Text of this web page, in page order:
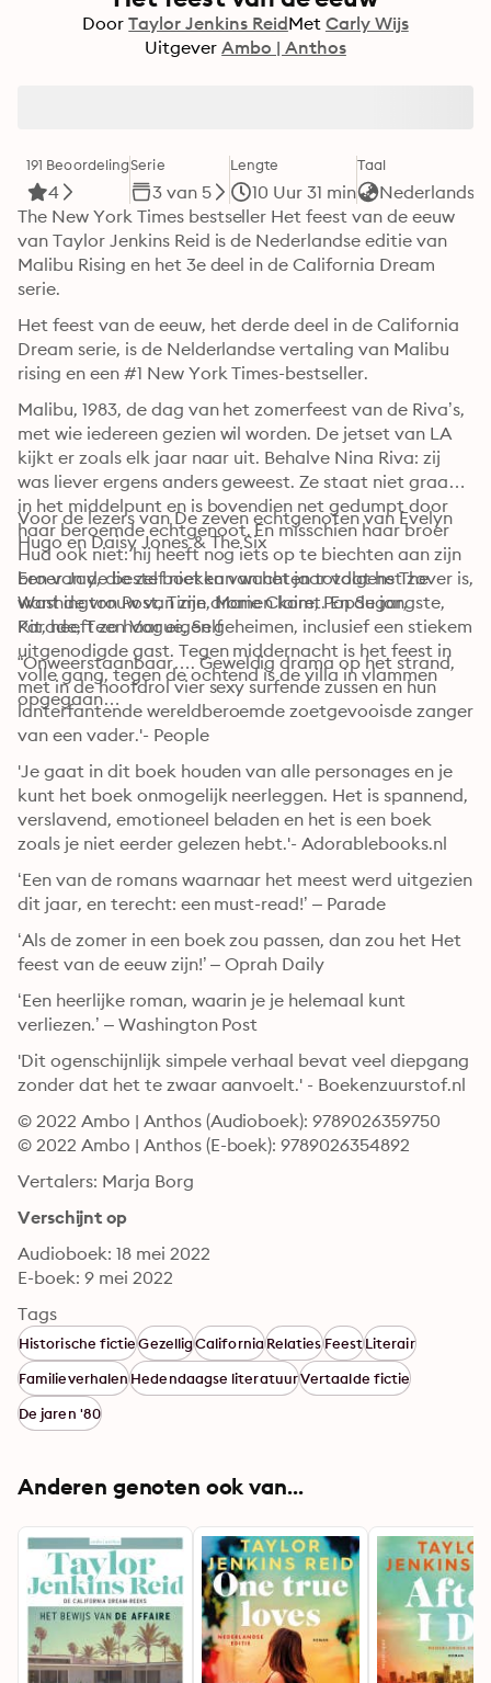
Door Taylor Jenkins ReidMet Carly Wijs
Uitgever Ambo | Anthos
191 Beoordeling
4
Serie
3 van 5
Lengte
10 Uur 31 min
Taal
Nederlands
The New York Times bestseller Het feest van de eeuw
van Taylor Jenkins Reid is de Nederlandse editie van
Malibu Rising en het 3e deel in de California Dream
serie.
Het feest van de eeuw, het derde deel in de California
Dream serie, is de Nelderlandse vertaling van Malibu
rising en een #1 New York Times-bestseller.
Malibu, 1983, de dag van het zomerfeest van de Riva’s,
met wie iedereen gezien wil worden. De jetset van LA
kijkt er zoals elk jaar naar uit. Behalve Nina Riva: zij
was liever ergens anders geweest. Ze staat niet graag
in het middelpunt en is bovendien net gedumpt door
haar beroemde echtgenoot. En misschien haar broer
Hud ook niet: hij heeft nog iets op te biechten aan zijn
broer Jay, die zelf niet kan wachten totdat het zover is,
want de vrouw van zijn dromen komt. En de jongste,
Kit, heeft zo haar eigen geheimen, inclusief een stiekem
uitgenodigde gast. Tegen middernacht is het feest in
volle gang, tegen de ochtend is de villa in vlammen
opgegaan…
Voor de lezers van De zeven echtgenoten van Evelyn
Hugo en Daisy Jones & The Six
Een van de beste boeken van het jaar volgens The
Washington Post, Time, Marie Claire, PopSugar,
Parade, Teen Vogue, Self
“Onweerstaanbaar…. Geweldig drama op het strand,
met in de hoofdrol vier sexy surfende zussen en hun
lanterfantende wereldberoemde zoetgevooisde zanger
van een vader.'- People
'Je gaat in dit boek houden van alle personages en je
kunt het boek onmogelijk neerleggen. Het is spannend,
verslavend, emotioneel beladen en het is een boek
zoals je niet eerder gelezen hebt.'- Adorablebooks.nl
‘Een van de romans waarnaar het meest werd uitgezien
dit jaar, en terecht: een must-read!’ – Parade
‘Als de zomer in een boek zou passen, dan zou het Het
feest van de eeuw zijn!’ – Oprah Daily
‘Een heerlijke roman, waarin je je helemaal kunt
verliezen.’ – Washington Post
'Dit ogenschijnlijk simpele verhaal bevat veel diepgang
zonder dat het te zwaar aanvoelt.' - Boekenzuurstof.nl
© 2022 Ambo | Anthos (Audioboek): 9789026359750
© 2022 Ambo | Anthos (E-boek): 9789026354892
Vertalers: Marja Borg
Verschijnt op
Audioboek: 18 mei 2022
E-boek: 9 mei 2022
Tags
Historische fictieGezelligCaliforniaRelatiesFeestLiterair
FamilieverhalenHedendaagse literatuurVertaalde fictie
De jaren '80
Anderen genoten ook van...